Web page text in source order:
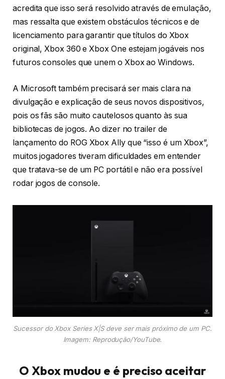
acredita que isso será resolvido através de emulação,
mas ressalta que existem obstáculos técnicos e de
licenciamento para garantir que títulos do Xbox
original, Xbox 360 e Xbox One estejam jogáveis nos
futuros consoles que unem o Xbox ao Windows.
A Microsoft também precisará ser mais clara na
divulgação e explicação de seus novos dispositivos,
pois os fãs são muito cautelosos quanto às sua
bibliotecas de jogos. Ao dizer no trailer de
lançamento do ROG Xbox Ally que “isso é um Xbox”,
muitos jogadores tiveram dificuldades em entender
que tratava-se de um PC portátil e não era possível
rodar jogos de console.
Sucessor do Xbox Series X|S deve ser mais próximo de um PC.
Imagem: Reprodução/YouTube.
O Xbox mudou e é preciso aceitar